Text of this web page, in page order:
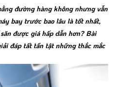
đường hàng không nhưng vẫn
bay trước bao lâu là tốt nhất,
được giá hấp dẫn hơn? Bài
đáp tất tần tật những thắc mắc